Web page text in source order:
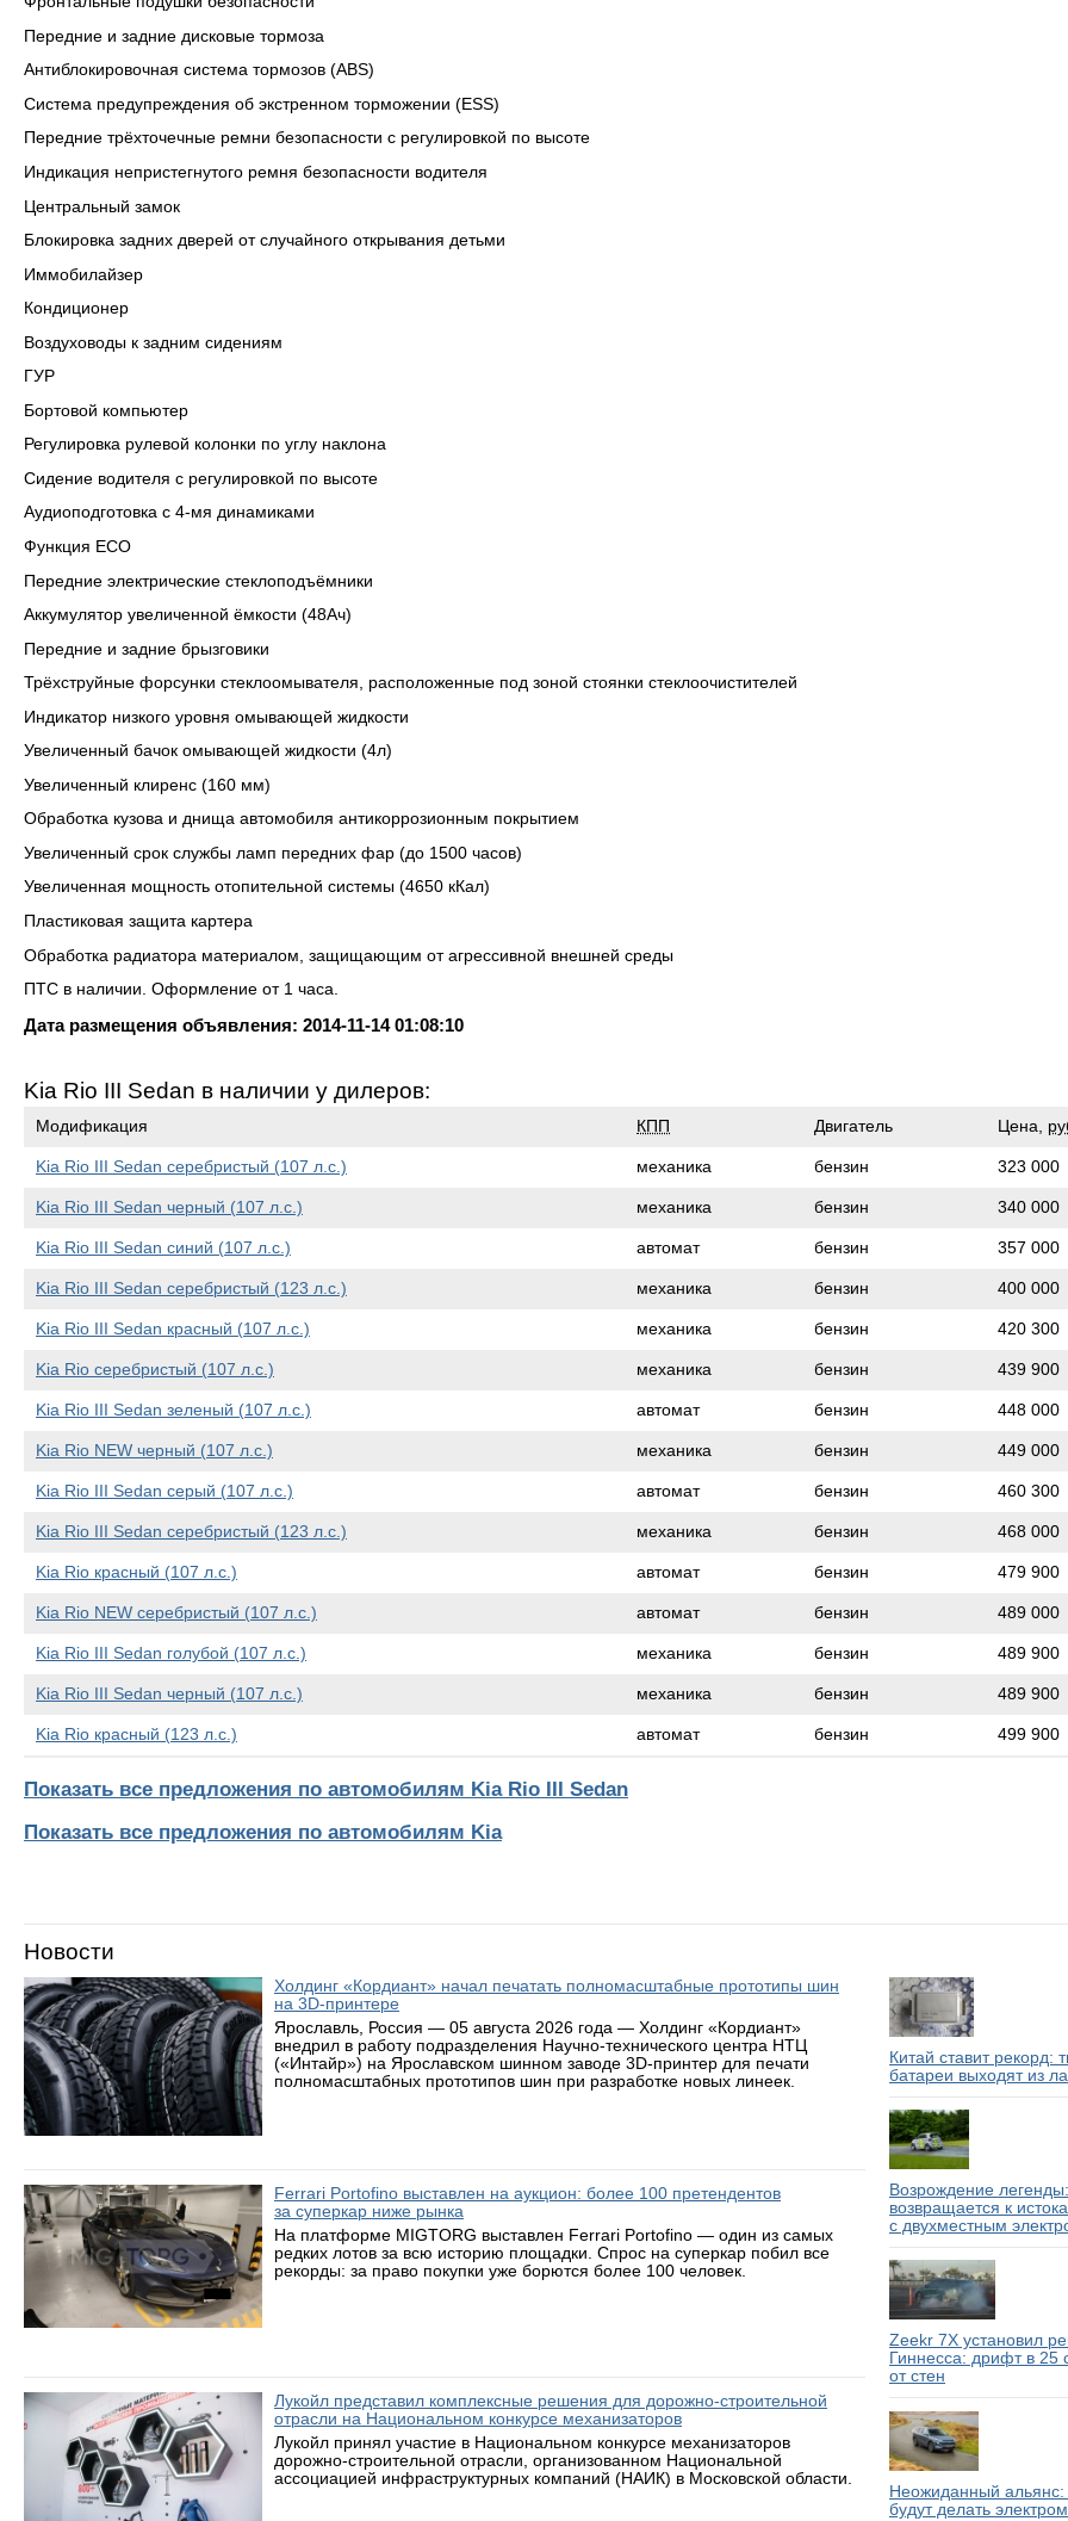
Передние и задние дисковые тормоза
Антиблокировочная система тормозов (ABS)
Система предупреждения об экстренном торможении (ESS)
Передние трёхточечные ремни безопасности с регулировкой по высоте
Индикация непристегнутого ремня безопасности водителя
Центральный замок
Блокировка задних дверей от случайного открывания детьми
Иммобилайзер
Кондиционер
Воздуховоды к задним сидениям
ГУР
Бортовой компьютер
Регулировка рулевой колонки по углу наклона
Сидение водителя с регулировкой по высоте
Аудиоподготовка с 4-мя динамиками
Функция ECO
Передние электрические стеклоподъёмники
Аккумулятор увеличенной ёмкости (48Ач)
Передние и задние брызговики
Трёхструйные форсунки стеклоомывателя, расположенные под зоной стоянки стеклоочистителей
Индикатор низкого уровня омывающей жидкости
Увеличенный бачок омывающей жидкости (4л)
Увеличенный клиренс (160 мм)
Обработка кузова и днища автомобиля антикоррозионным покрытием
Увеличенный срок службы ламп передних фар (до 1500 часов)
Увеличенная мощность отопительной системы (4650 кКал)
Пластиковая защита картера
Обработка радиатора материалом, защищающим от агрессивной внешней среды
ПТС в наличии. Оформление от 1 часа.
Дата размещения объявления: 2014-11-14 01:08:10
Kia Rio III Sedan в наличии у дилеров:
Модификация КПП Двигатель Цена,
Kia Rio III Sedan серебристый (107 л.с.) механика бензин 323 000
Kia Rio III Sedan черный (107 л.с.) механика бензин 340 000
Kia Rio III Sedan синий (107 л.с.) автомат бензин 357 000
Kia Rio III Sedan серебристый (123 л.с.) механика бензин 400 000
Kia Rio III Sedan красный (107 л.с.) механика бензин 420 300
Kia Rio серебристый (107 л.с.) механика бензин 439 900
Kia Rio III Sedan зеленый (107 л.с.) автомат бензин 448 000
Kia Rio NEW черный (107 л.с.) механика бензин 449 000
Kia Rio III Sedan серый (107 л.с.) автомат бензин 460 300
Kia Rio III Sedan серебристый (123 л.с.) механика бензин 468 000
Kia Rio красный (107 л.с.) автомат бензин 479 900
Kia Rio NEW серебристый (107 л.с.) автомат бензин 489 000
Kia Rio III Sedan голубой (107 л.с.) механика бензин 489 900
Kia Rio III Sedan черный (107 л.с.) механика бензин 489 900
Kia Rio красный (123 л.с.) автомат бензин 499 900
Показать все предложения по автомобилям Kia Rio III Sedan
Показать все предложения по автомобилям Kia
Новости
Холдинг «Кордиант» начал печатать полномасштабные прототипы шин
на 3D-принтере
Ярославль, Россия — 05 августа 2026 года — Холдинг «Кордиант»
внедрил в работу подразделения Научно-технического центра НТЦ
(«Интайр») на Ярославском шинном заводе 3D-принтер для печати
полномасштабных прототипов шин при разработке новых линеек.
Ferrari Portofino выставлен на аукцион: более 100 претендентов
за суперкар ниже рынка
На платформе MIGTORG выставлен Ferrari Portofino — один из самых
редких лотов за всю историю площадки. Спрос на суперкар побил все
рекорды: за право покупки уже борются более 100 человек.
Лукойл представил комплексные решения для дорожно-строительной
отрасли на Национальном конкурсе механизаторов
Лукойл принял участие в Национальном конкурсе механизаторов
дорожно-строительной отрасли, организованном Национальной
ассоциацией инфраструктурных компаний (НАИК) в Московской области.
Китай ставит рекорд:
батареи выходят из
Возрождение
возвращается к
с двухместным
Zeekr 7X установил
Гиннесса: дрифт в 25
от стен
Неожиданный
будут делать